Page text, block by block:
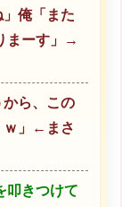
」俺「また
まーす」→
から、この
ｗ」←まさ
叩きつけて